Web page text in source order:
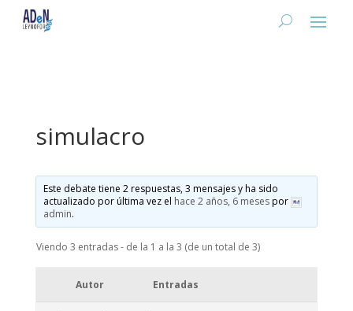
simulacro
Este debate tiene 2 respuestas, 3 mensajes y ha sido
actualizado por última vez el hace 2 años, 6 mesespor
admin.
Viendo 3 entradas - de la 1 a la 3 (de un total de 3)
Autor Entradas